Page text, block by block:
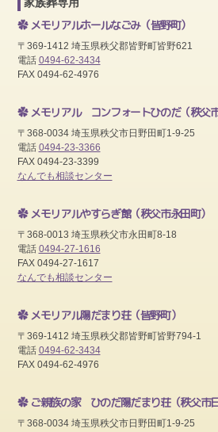
家族葬専用
メモリアルホールなごみ（皆野町）
〒369-1412 埼玉県秩父郡皆野町皆野621
電話 0494-62-3434
FAX 0494-62-4976
メモリアル コンフォートひのだ（秩父
〒368-0034 埼玉県秩父市日野田町1-9-25
電話 0494-23-3366
FAX 0494-23-3399
なんでも相談センター
メモリアルやすらぎ館（秩父市永田町）
〒368-0013 埼玉県秩父市永田町8-18
電話 0494-27-1616
FAX 0494-27-1617
なんでも相談センター
メモリアル陽だまり荘（皆野町）
〒369-1412 埼玉県秩父郡皆野町皆野794-1
電話 0494-62-3434
FAX 0494-62-4976
ご親族の家 ひのだ陽だまり荘（秩父市
〒368-0034 埼玉県秩父市日野田町1-9-25